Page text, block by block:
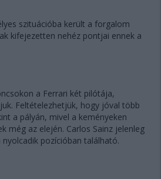
szituációba került a forgalom
kifejezetten nehéz pontjai ennek a
a Ferrari két pilótája,
Feltételezhetjük, hogy jóval több
a pályán, mivel a keményeken
még az elején. Carlos Sainz jelenleg
pozícióban található.